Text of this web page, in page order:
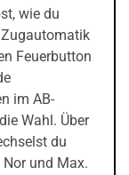
wie du
Feuerbutton
im AB-
Wahl. Über
du
und Max.